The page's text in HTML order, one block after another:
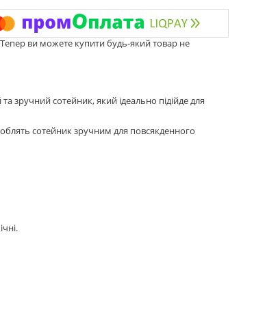
Тепер ви можете купити будь-який товар не
зручний сотейник, який ідеально підійде для
сотейник зручним для повсякденного